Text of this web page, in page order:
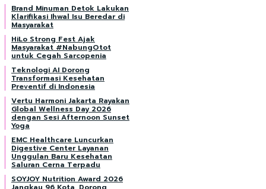
Brand Minuman Detok Lakukan
Klarifikasi Ihwal Isu Beredar di
Masyarakat
HiLo Strong Fest Ajak
Masyarakat #NabungOtot
untuk Cegah Sarcopenia
Teknologi AI Dorong
Transformasi Kesehatan
Preventif di Indonesia
Vertu Harmoni Jakarta Rayakan
Global Wellness Day 2026
dengan Sesi Afternoon Sunset
Yoga
EMC Healthcare Luncurkan
Digestive Center Layanan
Unggulan Baru Kesehatan
Saluran Cerna Terpadu
SOYJOY Nutrition Award 2026